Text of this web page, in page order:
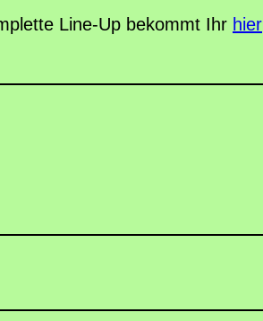
Line-Up bekommt Ihr hier